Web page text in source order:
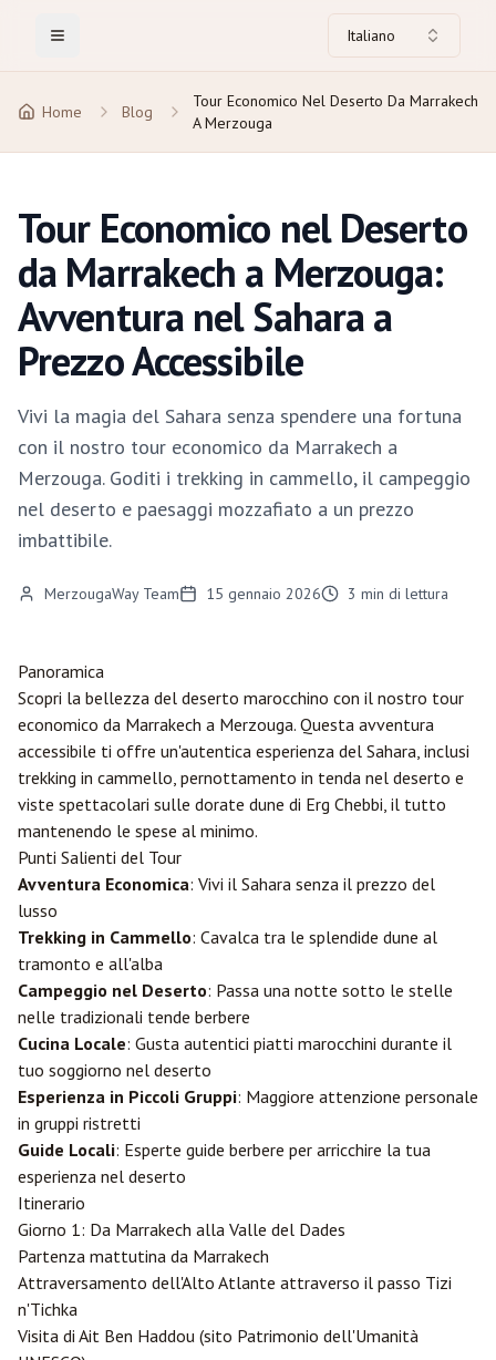
Toggle Menu Italiano
Home Blog
Tour Economico Nel Deserto Da Marrakech
A Merzouga
Tour Economico nel Deserto
da Marrakech a Merzouga:
Avventura nel Sahara a
Prezzo Accessibile
Vivi la magia del Sahara senza spendere una fortuna
con il nostro tour economico da Marrakech a
Merzouga. Goditi i trekking in cammello, il campeggio
nel deserto e paesaggi mozzafiato a un prezzo
imbattibile.
MerzougaWay Team 15 gennaio 2026 3 min di lettura
Panoramica
Scopri la bellezza del deserto marocchino con il nostro tour
economico da Marrakech a Merzouga. Questa avventura
accessibile ti offre un'autentica esperienza del Sahara, inclusi
trekking in cammello, pernottamento in tenda nel deserto e
viste spettacolari sulle dorate dune di Erg Chebbi, il tutto
mantenendo le spese al minimo.
Punti Salienti del Tour
Avventura Economica: Vivi il Sahara senza il prezzo del
lusso
Trekking in Cammello: Cavalca tra le splendide dune al
tramonto e all'alba
Campeggio nel Deserto: Passa una notte sotto le stelle
nelle tradizionali tende berbere
Cucina Locale: Gusta autentici piatti marocchini durante il
tuo soggiorno nel deserto
Esperienza in Piccoli Gruppi: Maggiore attenzione personale
in gruppi ristretti
Guide Locali: Esperte guide berbere per arricchire la tua
esperienza nel deserto
Itinerario
Giorno 1: Da Marrakech alla Valle del Dades
Partenza mattutina da Marrakech
Attraversamento dell'Alto Atlante attraverso il passo Tizi
n'Tichka
Visita di Ait Ben Haddou (sito Patrimonio dell'Umanità